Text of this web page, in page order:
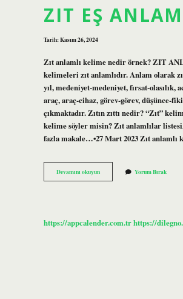
ZIT EŞ
Tarih: Kasım 26, 2024
Zıt anlamlı kelime nedir örnek? ZIT
kelimeleri zıt anlamlıdır. Anlam olarak
yıl, medeniyet-medeniyet, fırsat-
araç, araç-cihaz, görev-görev, düşünce-
çıkmaktadır. Zıtın zıttı nedir? “Zıt”
kelime söyler misin? Zıt anlamlılar
fazla makale…•27 Mart 2023 Zıt
Devamını okuyunZıt
Eş
Yorum Bırak
https://appcalender.com.trhttps://